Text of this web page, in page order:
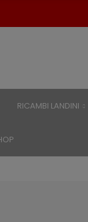
RICAMBI LANDINI